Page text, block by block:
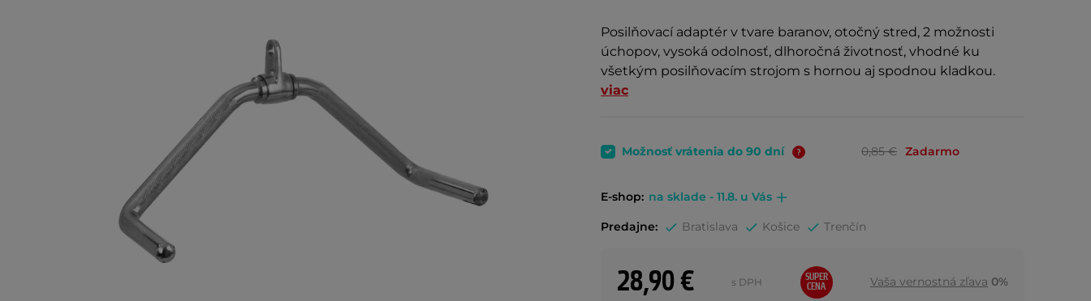
Posilňovací adaptér v tvare baranov, otočný stred, 2 možnosti
úchopov, vysoká odolnosť, dlhoročná životnosť, vhodné ku
všetkým posilňovacím strojom s hornou aj spodnou kladkou.
viac
Možnosť vrátenia do 90 dní 0,85 € Zadarmo
E-shop: na sklade - 11.8. u Vás
Predajne: Bratislava Košice Trenčín
28,90 € s DPH
SUPER
CENA
Vaša vernostná zľava 0%